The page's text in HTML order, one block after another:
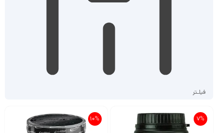
فیلـتر
7%
10%